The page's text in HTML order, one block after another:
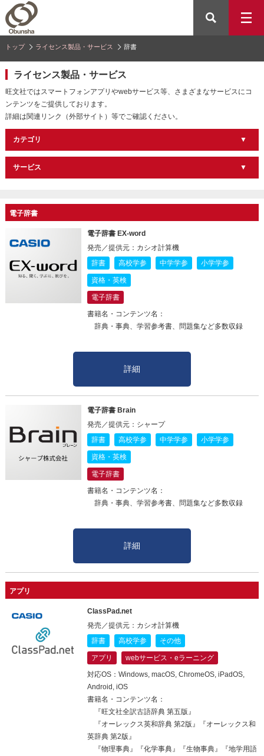
トップ ライセンス製品・サービス 辞書
ライセンス製品・サービス
旺文社ではスマートフォンアプリやwebサービス等、さまざまなサービスにコ
ンテンツをご提供しております。
詳細は関連リンク（外部サイト）等でご確認ください。
カテゴリ
サービス
電子辞書
電子辞書 EX-word
発売／提供元：カシオ計算機
辞書
高校学参 中学学参 小学学参
資格・英検
電子辞書
書籍名・コンテンツ名：
辞典・事典、学習参考書、問題集など多数収録
詳細
電子辞書 Brain
発売／提供元：シャープ
辞書
高校学参 中学学参 小学学参
資格・英検
電子辞書
書籍名・コンテンツ名：
辞典・事典、学習参考書、問題集など多数収録
詳細
アプリ
ClassPad.net
発売／提供元：カシオ計算機
辞書
高校学参 その他
アプリ
webサービス・eラーニング
対応OS：Windows, macOS, ChromeOS, iPadOS,
Android, iOS
書籍名・コンテンツ名：
『旺文社全訳古語辞典 第五版』
『オーレックス英和辞典 第2版』『オーレックス和
英辞典 第2版』
『物理事典』『化学事典』『生物事典』『地学用語